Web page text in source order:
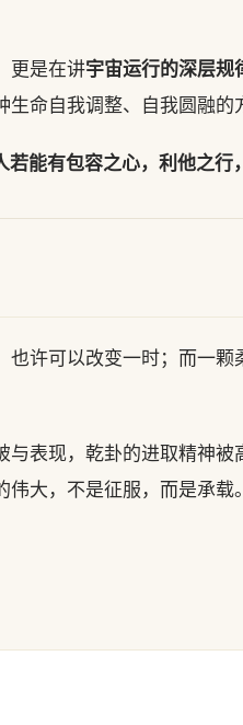
更是在讲宇宙运行的深层规
命自我调整、自我圆融的
若能有包容之心，利他之行
许可以改变一时；而一
表现，乾卦的进取精神被
伟大，不是征服，而是承载。